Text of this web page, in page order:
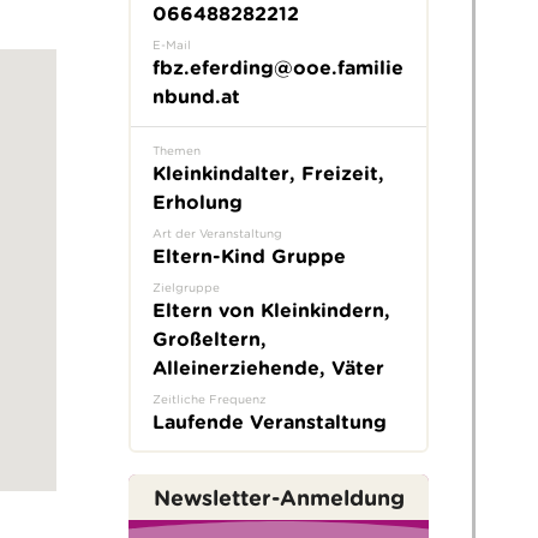
066488282212
E-Mail
fbz.eferding@ooe.familie
nbund.at
Themen
Kleinkindalter, Freizeit,
Erholung
Art der Veranstaltung
Eltern-Kind Gruppe
Zielgruppe
Eltern von Kleinkindern,
Großeltern,
Alleinerziehende, Väter
Zeitliche Frequenz
Laufende Veranstaltung
Newsletter-Anmeldung